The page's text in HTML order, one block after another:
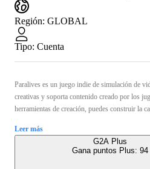
Región: GLOBAL
Tipo: Cuenta
Paralives es un juego indie de simulación de
creativas y soporta contenido creado por los
herramientas de creación, puedes construir la
Leer más
G2A Plus
Gana puntos Plus: 94